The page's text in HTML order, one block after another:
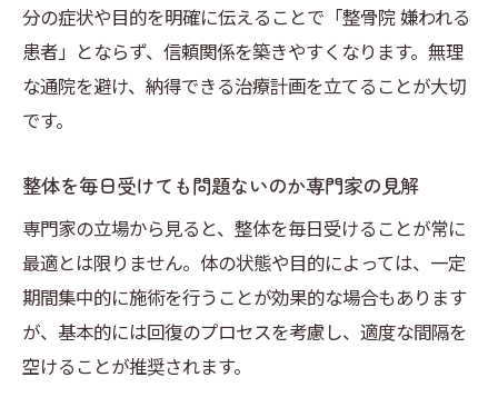
分の症状や目的を明確に伝えることで「整骨院 嫌われる
患者」とならず、信頼関係を築きやすくなります。無理
な通院を避け、納得できる治療計画を立てることが大切
です。
整体を毎日受けても問題ないのか専門家の見解
専門家の立場から見ると、整体を毎日受けることが常に
最適とは限りません。体の状態や目的によっては、一定
期間集中的に施術を行うことが効果的な場合もあります
が、基本的には回復のプロセスを考慮し、適度な間隔を
空けることが推奨されます。